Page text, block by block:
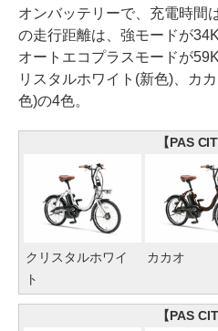
オンバッテリーで、充電時間
の走行距離は、強モードが
オートエコプラスモードが
リスタルホワイト(新色)、カ
色)の4色。
【PAS
クリスタルホワイ
ト
カカオ
【PAS